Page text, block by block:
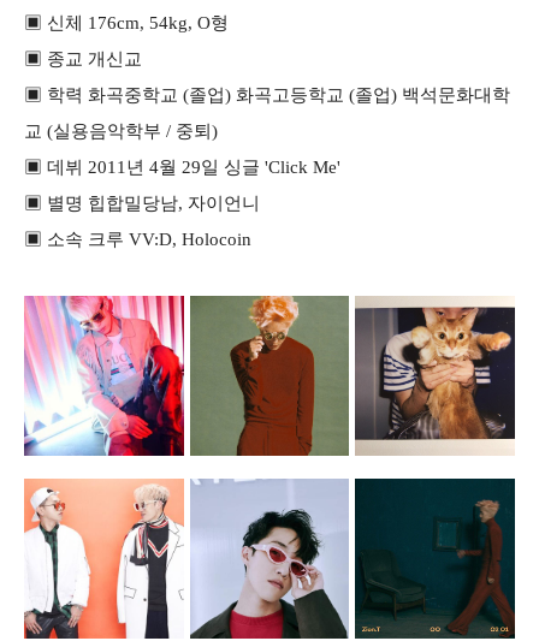
▣ 신체 176cm, 54kg, O형
▣ 종교 개신교
▣ 학력 화곡중학교 (졸업) 화곡고등학교 (졸업) 백석문화대학
교 (실용음악학부 / 중퇴)
▣ 데뷔 2011년 4월 29일 싱글 'Click Me'
▣ 별명 힙합밀당남, 자이언니
▣ 소속 크루 VV:D, Holocoin